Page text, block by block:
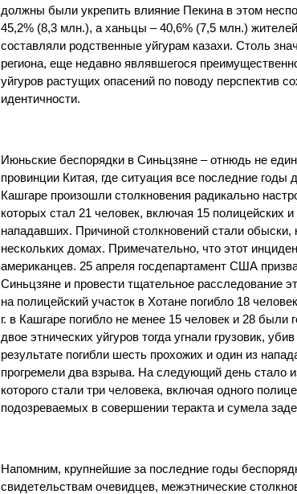
должны были укрепить влияние Пекина в этом
45,2% (8,3 млн.), а ханьцы – 40,6% (7,5 млн.)
составляли родственные уйгурам казахи. Столь
региона, еще недавно являвшегося
уйгуров растущих опасений по поводу перспектив
идентичности.
Июньские беспорядки в Синьцзяне – отнюдь не
провинции Китая, где ситуация все последние годы
Кашгаре произошли столкновения радикально
которых стал 21 человек, включая 15 полицейских
нападавших. Причиной столкновений стали
нескольких домах. Примечательно, что этот
американцев. 25 апреля госдепартамент США
Синьцзяне и провести тщательное расследование
на полицейский участок в Хотане погибло 18
г. в Кашгаре погибло не менее 15 человек и 28
двое этнических уйгуров тогда угнали грузовик,
результате погибли шесть прохожих и один из
прогремели два взрыва. На следующий день стало
которого стали три человека, включая одного
подозреваемых в совершении теракта и сумела
Напомним, крупнейшие за последние годы
свидетельствам очевидцев, межэтнические